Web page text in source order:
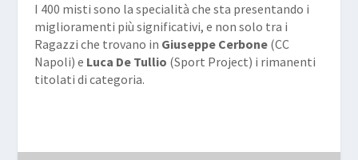
I 400 misti sono la specialità che sta presentando i
miglioramenti più significativi, e non solo tra i
Ragazzi che trovano in Giuseppe Cerbone(CC
Napoli) e Luca De Tullio (Sport Project) i rimanenti
titolati di categoria.